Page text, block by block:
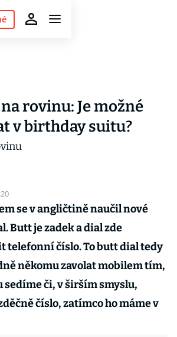
rovinu: Je možné
v birthday suitu?
se v angličtině naučil nové
Butt je zadek a dial zde
telefonní číslo. To butt dial tedy
někomu zavolat mobilem tím,
sedíme či, v širším smyslu,
číslo, zatímco ho máme v